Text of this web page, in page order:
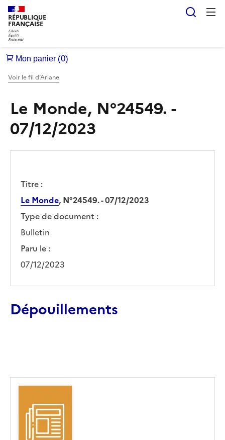
RÉPUBLIQUE
FRANÇAISE
Voir le fil d’Ariane
Le Monde, N°24549. -
07/12/2023
Titre :
Le Monde, N°24549. - 07/12/2023
Type de document :
Bulletin
Paru le :
07/12/2023
Dépouillements